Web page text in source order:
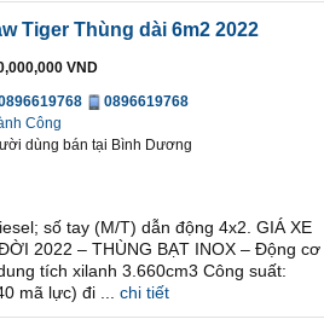
Tiger Thùng dài 6m2 2022
VND
0896619768
Công
dùng bán tại Bình Dương
số tay (M/T) dẫn động 4x2. GIÁ XE
2022 – THÙNG BẠT INOX – Động cơ
tích xilanh 3.660cm3 Công suất:
mã lực) đi ...
chi tiết